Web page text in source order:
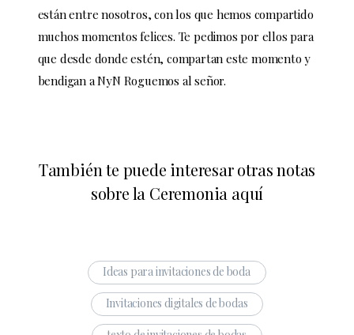
están entre nosotros, con los que hemos compartido
muchos momentos felices. Te pedimos por ellos para
que desde donde estén, compartan este momento y
bendigan a NyN Roguemos al señor.
También te puede interesar otras notas
sobre la Ceremonia aquí
Ideas para invitaciones de boda
Invitaciones digitales de bodas